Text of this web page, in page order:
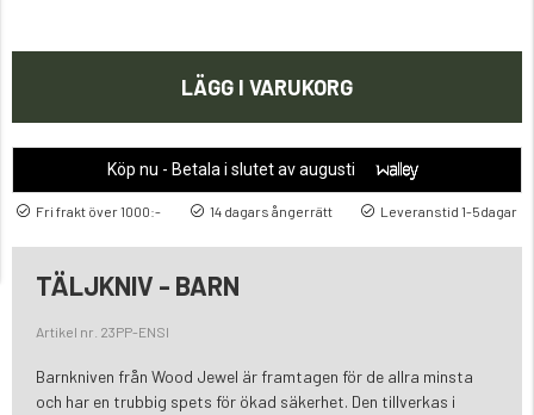
LÄGG I VARUKORG
Köp nu - Betala i slutet av augusti
Fri frakt över 1000:- 14 dagars ångerrätt Leveranstid 1-5dagar
TÄLJKNIV - BARN
Artikel nr. 23PP-ENSI
Barnkniven från Wood Jewel är framtagen för de allra minsta
och har en trubbig spets för ökad säkerhet. Den tillverkas i